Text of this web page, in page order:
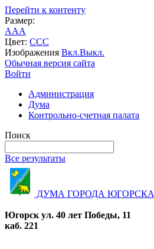
Перейти к контенту
Размер:
AAA
Цвет: CCC
Изображения Вкл.Выкл.
Обычная версия сайта
Войти
Администрация
Дума
Контрольно-счетная палата
Поиск
Все результаты
ДУМА ГОРОДА ЮГОРСКА
Югорск ул. 40 лет Победы, 11
каб. 221